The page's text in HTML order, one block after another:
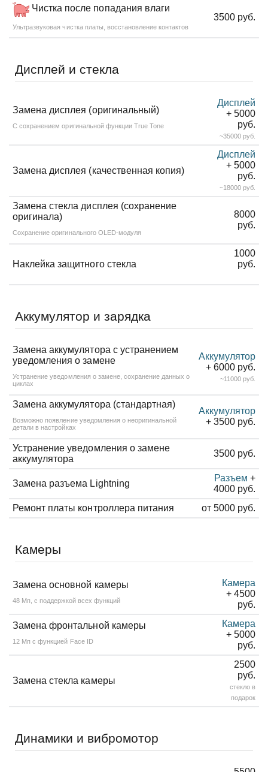
Чистка после попадания влаги
Ультразвуковая чистка платы, восстановление контактов
3500 руб.
Дисплей и стекла
Замена дисплея (оригинальный)
С сохранением оригинальной функции True Tone
Дисплей
+ 5000
руб.
~35000 руб.
Замена дисплея (качественная копия)
Дисплей
+ 5000
руб.
~18000 руб.
Замена стекла дисплея (сохранение
оригинала)
Сохранение оригинального OLED-модуля
8000
руб.
Наклейка защитного стекла
1000
руб.
Аккумулятор и зарядка
Замена аккумулятора с устранением
уведомления о замене
Устранение уведомления о замене, сохранение данных о
циклах
Аккумулятор
+ 6000 руб.
~11000 руб.
Замена аккумулятора (стандартная)
Возможно появление уведомления о неоригинальной
детали в настройках
Аккумулятор
+ 3500 руб.
Устранение уведомления о замене
аккумулятора
3500 руб.
Замена разъема Lightning
Разъем +
4000 руб.
Ремонт платы контроллера питания
от 5000 руб.
Камеры
Замена основной камеры
48 Мп, с поддержкой всех функций
Камера
+ 4500
руб.
Замена фронтальной камеры
12 Мп с функцией Face ID
Камера
+ 5000
руб.
Замена стекла камеры
2500
руб.
стекло в
подарок
Динамики и вибромотор